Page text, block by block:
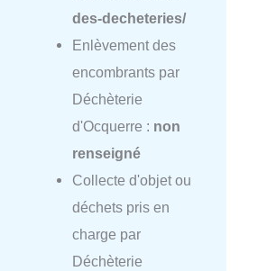
des-decheteries/
Enlèvement des
encombrants par
Déchèterie
d'Ocquerre : non
renseigné
Collecte d'objet ou
déchets pris en
charge par
Déchèterie